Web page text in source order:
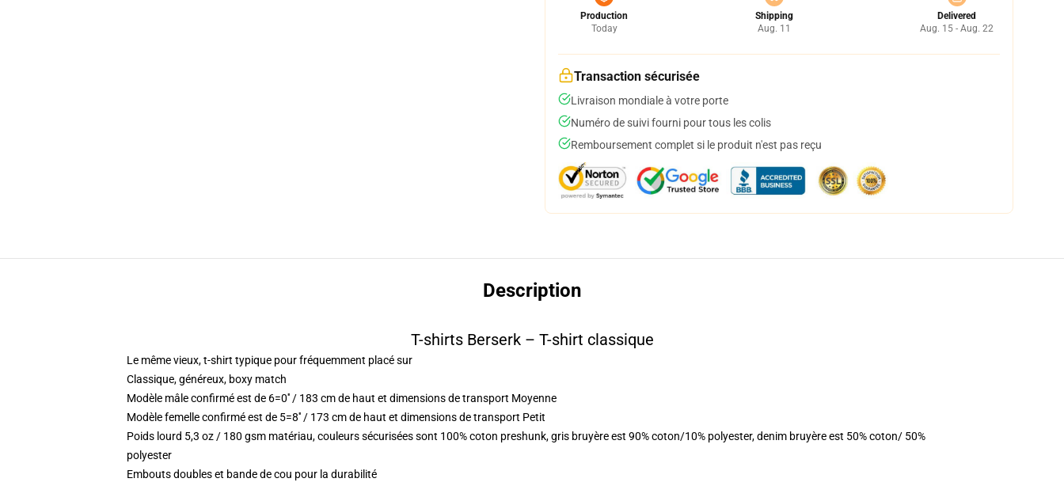
Production
Today
Shipping
Aug. 11
Delivered
Aug. 15 - Aug. 22
Transaction sécurisée
Livraison mondiale à votre porte
Numéro de suivi fourni pour tous les colis
Remboursement complet si le produit n'est pas reçu
Description
T-shirts Berserk – T-shirt classique
Le même vieux, t-shirt typique pour fréquemment placé sur
Classique, généreux, boxy match
Modèle mâle confirmé est de 6=0′′ / 183 cm de haut et dimensions de transport Moyenne
Modèle femelle confirmé est de 5=8′′ / 173 cm de haut et dimensions de transport Petit
Poids lourd 5,3 oz / 180 gsm matériau, couleurs sécurisées sont 100% coton preshunk, gris bruyère est 90% coton/10% polyester, denim bruyère est 50% coton/ 50%
polyester
Embouts doubles et bande de cou pour la durabilité